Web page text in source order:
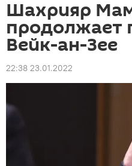
Шахрияр
продолжает
Вейк-ан-Зее
22:38 23.01.2022